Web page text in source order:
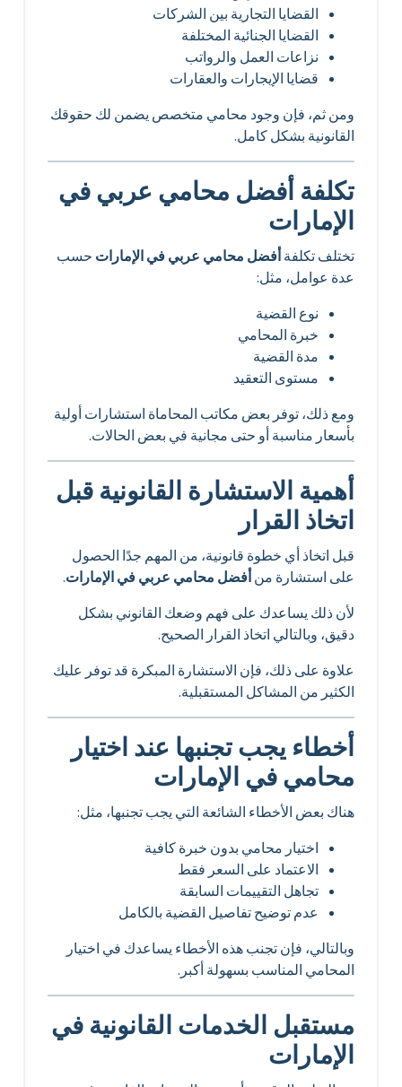
القضايا التجارية بين الشركات
القضايا الجنائية المختلفة
نزاعات العمل والرواتب
قضايا الإيجارات والعقارات
ومن ثم، فإن وجود محامي متخصص يضمن لك حقوقك
القانونية بشكل كامل.
تكلفة أفضل محامي عربي في
الإمارات
تختلف تكلفةأفضل محامي عربي في الإماراتحسب
عدة عوامل، مثل:
نوع القضية
خبرة المحامي
مدة القضية
مستوى التعقيد
ومع ذلك، توفر بعض مكاتب المحاماة استشارات أولية
بأسعار مناسبة أو حتى مجانية في بعض الحالات.
أهمية الاستشارة القانونية قبل
اتخاذ القرار
قبل اتخاذ أي خطوة قانونية، من المهم جدًا الحصول
على استشارة منأفضل محامي عربي في الإمارات.
لأن ذلك يساعدك على فهم وضعك القانوني بشكل
دقيق، وبالتالي اتخاذ القرار الصحيح.
علاوة على ذلك، فإن الاستشارة المبكرة قد توفر عليك
الكثير من المشاكل المستقبلية.
أخطاء يجب تجنبها عند اختيار
محامي في الإمارات
هناك بعض الأخطاء الشائعة التي يجب تجنبها، مثل:
اختيار محامي بدون خبرة كافية
الاعتماد على السعر فقط
تجاهل التقييمات السابقة
عدم توضيح تفاصيل القضية بالكامل
وبالتالي، فإن تجنب هذه الأخطاء يساعدك في اختيار
المحامي المناسب بسهولة أكبر.
مستقبل الخدمات القانونية في
الإمارات